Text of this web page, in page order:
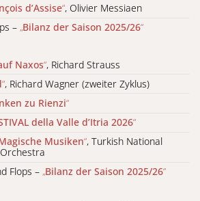
d’Assise“, Olivier Messiaen
– „Bilanz der Saison 2025/26“
Naxos“, Richard Strauss
“, Richard Wagner (zweiter Zyklus)
zu Rienzi“
della Valle d’Itria 2026“
Musiken“, Turkish National
Flops – „Bilanz der Saison 2025/26“